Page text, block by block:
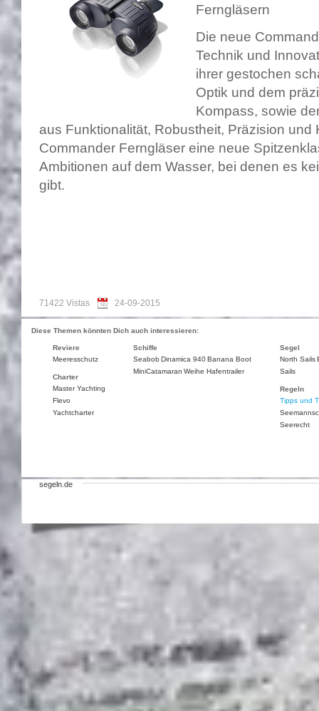
Die neue
Technik und
ihrer gestochen
Optik und dem
Kompass, sowie
aus Funktionalität, Robustheit, Präzision und
Commander Ferngläser eine neue
Ambitionen auf dem Wasser, bei denen es
gibt.
71422 Vistas 24-09-2015
Diese Themen könnten Dich auch interessieren:
Reviere
Meeresschutz
Charter
Master Yachting
Flevo
Yachtcharter
Schiffe
Seabob Dinamica 940Banana Boot
MiniCatamaran Weihe Hafentrailer
Segel
North Sails
Sails
Regeln
Tipps und
Seerecht
segeln.de